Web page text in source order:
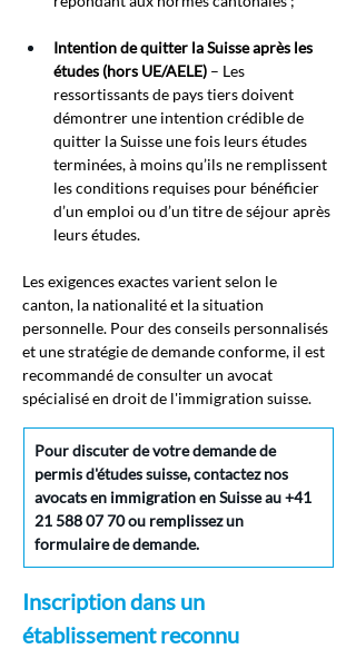
Intention de quitter la Suisse après les
études (hors UE/AELE) – Les
ressortissants de pays tiers doivent
démontrer une intention crédible de
quitter la Suisse une fois leurs études
terminées, à moins qu’ils ne remplissent
les conditions requises pour bénéficier
d’un emploi ou d’un titre de séjour après
leurs études.
Les exigences exactes varient selon le
canton, la nationalité et la situation
personnelle. Pour des conseils personnalisés
et une stratégie de demande conforme, il est
recommandé de consulter un avocat
spécialisé en droit de l'immigration suisse.
Pour discuter de votre demande de
permis d'études suisse, contactez nos
avocats en immigration en Suisse au +41
21 588 07 70 ou remplissez un
formulaire de demande.
Inscription dans un
établissement reconnu